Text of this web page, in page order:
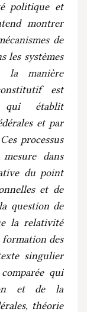
politique et
montrer
de
les systèmes
la manière
est
établit
et par
processus
dans
du point
et de
question de
la relativité
des
singulier
qui
et de la
théorie